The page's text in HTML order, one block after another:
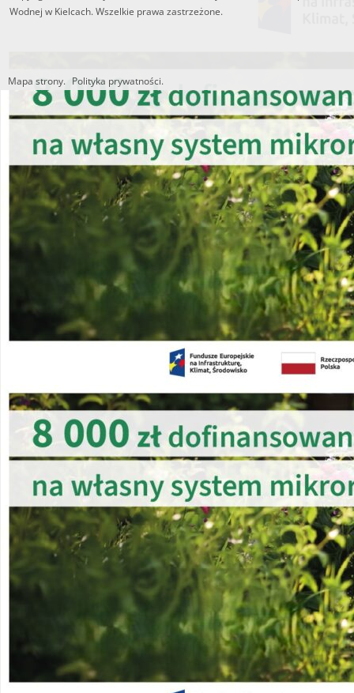
Wodnej w Kielcach. Wszelkie prawa zastrzeżone.
Mapa strony. Polityka prywatności.
Utworzono przez W.S.ds.ITM & P